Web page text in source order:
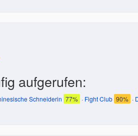
aufgerufen:
Schneiderin 77% · Fight Club 90% ·